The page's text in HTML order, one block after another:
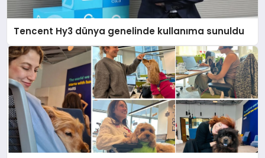
Tencent Hy3 dünya genelinde kullanıma sunuldu